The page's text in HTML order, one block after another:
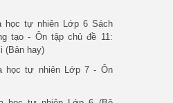
học tự nhiên Lớp 6 Sách
tạo - Ôn tập chủ đề 11:
(Bản hay)
học tự nhiên Lớp 7 - Ôn